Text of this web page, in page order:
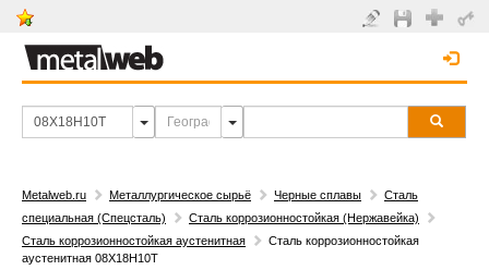
Metalweb.ru Металлургическое сырьё Черные сплавы
Сталь
специальная (Спецсталь)
Сталь коррозионностойкая (Нержавейка)
Сталь коррозионностойкая аустенитная
Сталь коррозионностойкая
аустенитная 08Х18Н10Т